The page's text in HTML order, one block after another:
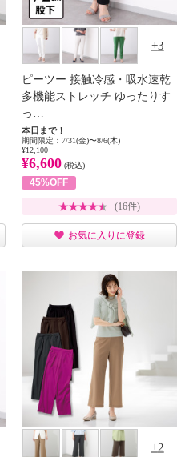
3
ピーツー 接触冷感・吸水速乾
多機能ストレッチ ゆったりす
っ…
本日まで！
期間限定：7/31(金)〜8/6(木)
¥12,100
¥6,600 (税込)
45%OFF
(16件)
お気に入りに登録
2